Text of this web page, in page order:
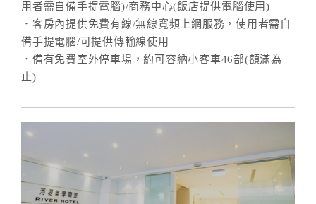
用者需自備手提電腦)/商務中心(飯店提供電腦使用)
．客房內提供免費有線/無線寬頻上網服務，使用者需自
備手提電腦/可提供傳輸線使用
．備有免費室外停車場，約可容納小客車46部(額滿為
止)